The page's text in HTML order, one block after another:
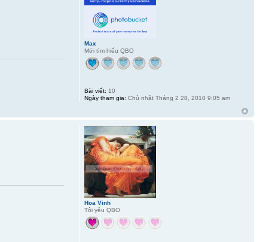
Max
Mới tìm hiểu QBO
Bài viết: 10
Ngày tham gia: Chủ nhật Tháng 2 28, 2010 9:05 am
Hoa Vinh
Tôi yêu QBO